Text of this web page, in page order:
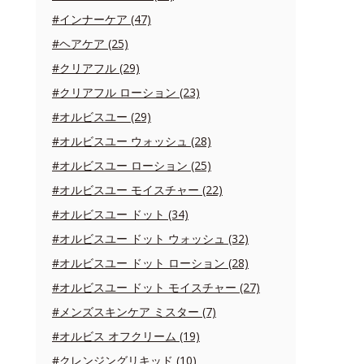
#インナーケア (47)
#ヘアケア (25)
#クリアフル (29)
#クリアフル ローション (23)
#オルビスユー (29)
#オルビスユー ウォッシュ (28)
#オルビスユー ローション (25)
#オルビスユー モイスチャー (22)
#オルビスユー ドット (34)
#オルビスユー ドット ウォッシュ (32)
#オルビスユー ドット ローション (28)
#オルビスユー ドット モイスチャー (27)
#メンズスキンケア ミスター (7)
#オルビス オフクリーム (19)
#クレンジングリキッド (10)